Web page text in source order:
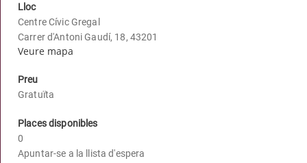
Lloc
Centre Cívic Gregal
Carrer d'Antoni Gaudí, 18, 43201
Veure mapa
Preu
Gratuïta
Places disponibles
0
Apuntar-se a la llista d'espera